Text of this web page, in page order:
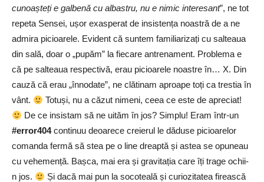
cunoașteți e galbenă cu albastru, nu e nimic interesant”, ne tot
repeta Sensei, ușor exasperat de insistența noastră de a ne
admira picioarele. Evident că suntem familiarizați cu salteaua
din sală, doar o „pupăm” la fiecare antrenament. Problema e
că pe salteaua respectivă, erau picioarele noastre în… X. Din
cauză că erau „înnodate”, ne clătinam aproape toți ca trestia în
vânt.
Totuși, nu a căzut nimeni, ceea ce este de apreciat!
De ce insistam să ne uităm în jos? Simplu! Eram într-un
#error404continuu deoarece creierul le dăduse picioarelor
comanda fermă să stea pe o line dreaptă și astea se opuneau
cu vehemență. Bașca, mai era și gravitația care îți trage ochii-
n jos.
Și dacă mai pun la socoteală și curiozitatea firească